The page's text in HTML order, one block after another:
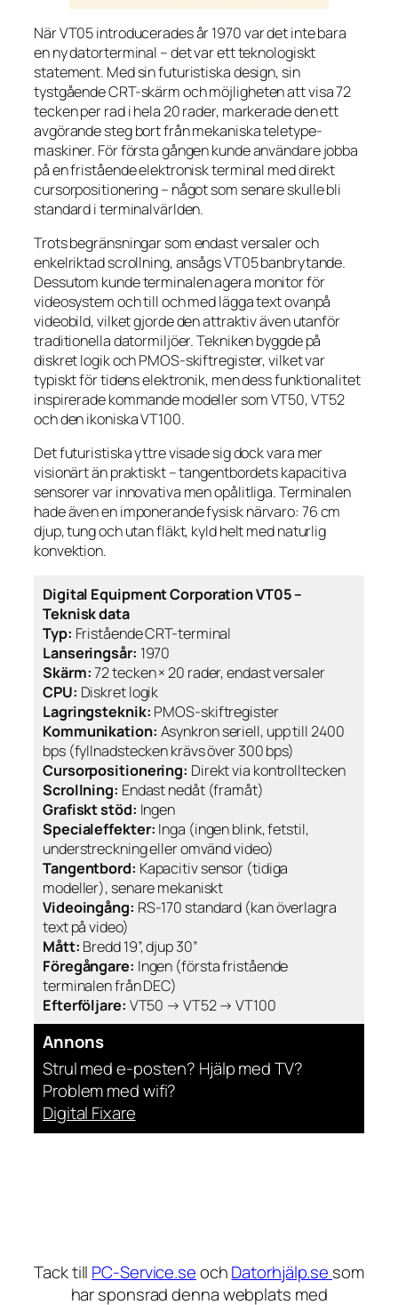
När VT05 introducerades år 1970 var det inte bara
en ny datorterminal – det var ett teknologiskt
statement. Med sin futuristiska design, sin
tystgående CRT-skärm och möjligheten att visa 72
tecken per rad i hela 20 rader, markerade den ett
avgörande steg bort från mekaniska teletype-
maskiner. För första gången kunde användare jobba
på en fristående elektronisk terminal med direkt
cursorpositionering – något som senare skulle bli
standard i terminalvärlden.
Trots begränsningar som endast versaler och
enkelriktad scrollning, ansågs VT05 banbrytande.
Dessutom kunde terminalen agera monitor för
videosystem och till och med lägga text ovanpå
videobild, vilket gjorde den attraktiv även utanför
traditionella datormiljöer. Tekniken byggde på
diskret logik och PMOS-skiftregister, vilket var
typiskt för tidens elektronik, men dess funktionalitet
inspirerade kommande modeller som VT50, VT52
och den ikoniska VT100.
Det futuristiska yttre visade sig dock vara mer
visionärt än praktiskt – tangentbordets kapacitiva
sensorer var innovativa men opålitliga. Terminalen
hade även en imponerande fysisk närvaro: 76 cm
djup, tung och utan fläkt, kyld helt med naturlig
konvektion.
Digital Equipment Corporation VT05 –
Teknisk data
Typ: Fristående CRT-terminal
Lanseringsår: 1970
Skärm:72 tecken × 20 rader, endast versaler
CPU: Diskret logik
Lagringsteknik: PMOS-skiftregister
Kommunikation: Asynkron seriell, upp till 2400
bps (fyllnadstecken krävs över 300 bps)
Cursorpositionering: Direkt via kontrolltecken
Scrollning: Endast nedåt (framåt)
Grafiskt stöd: Ingen
Specialeffekter: Inga (ingen blink, fetstil,
understreckning eller omvänd video)
Tangentbord: Kapacitiv sensor (tidiga
modeller), senare mekaniskt
Videoingång: RS-170 standard (kan överlagra
text på video)
Mått: Bredd 19”, djup 30”
Föregångare: Ingen (första fristående
terminalen från DEC)
Efterföljare: VT50 → VT52 → VT100
Annons
Strul med e-posten? Hjälp med TV?
Problem med wifi?
Digital Fixare
Tack till PC-Service.seochDatorhjälp.se som
har sponsrad denna webplats med